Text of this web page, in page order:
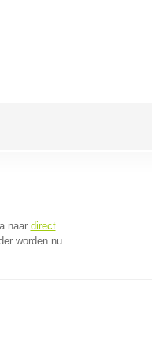
naar direct
worden nu